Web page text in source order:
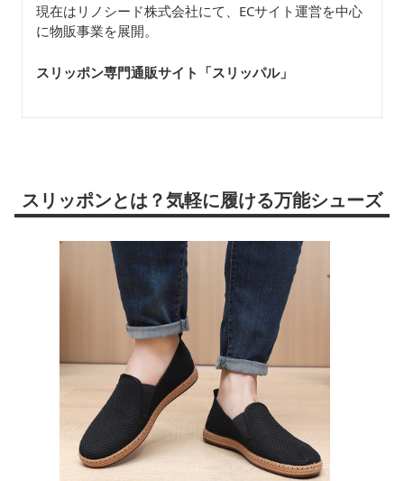
現在はリノシード株式会社にて、ECサイト運営を中心
に物販事業を展開。
スリッポン専門通販サイト「スリッパル」
スリッポンとは？気軽に履ける万能シューズ